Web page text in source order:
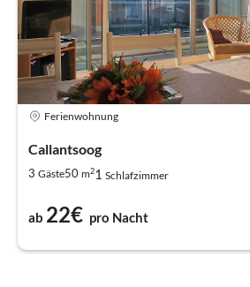
Ferienwohnung
Callantsoog
3 Gäste50 m21 Schlafzimmer
ab 22€ pro Nacht